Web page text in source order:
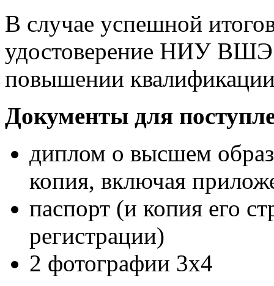
В случае успешной
удостоверение НИУ ВШЭ
повышении
Документы для
диплом о высшем
копия, включая
паспорт (и копия его
регистрации)
2 фотографии 3х4